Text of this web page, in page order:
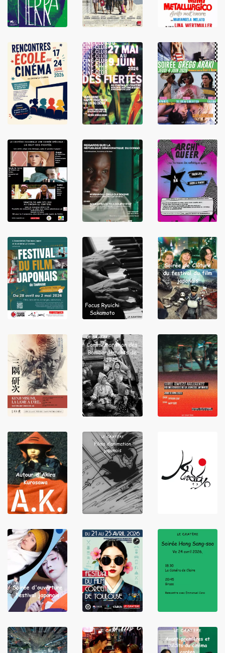
LIRE
LIRE LIRE
LIRE
LIRE
LIRE
LIRE LIRE LIRE
LIRE LIRE LIRE
LIRE LIRE
LIRE
LIRE LIRE